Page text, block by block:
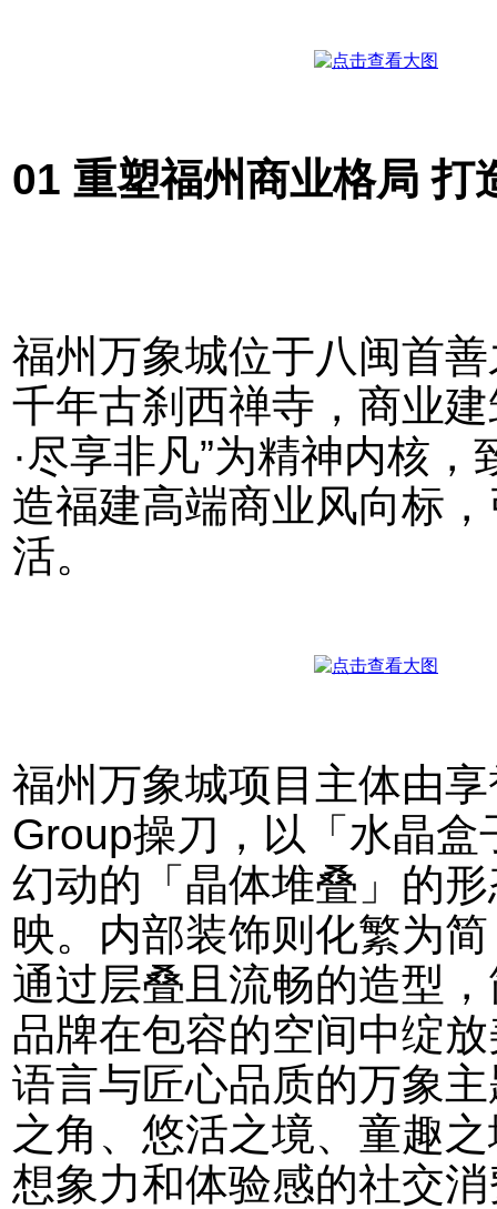
01 重塑福州商业格局 打
福州万象城位于八闽首
千年古刹西禅寺，商业
·尽享非凡”为精神内核
造福建高端商业风向标
活。
福州万象城项目主体由
Group操刀，以「水晶
幻动的「晶体堆叠」的
映。内部装饰则化繁为
通过层叠且流畅的造型
品牌在包容的空间中绽
语言与匠心品质的万象
之角、悠活之境、童趣
想象力和体验感的社交